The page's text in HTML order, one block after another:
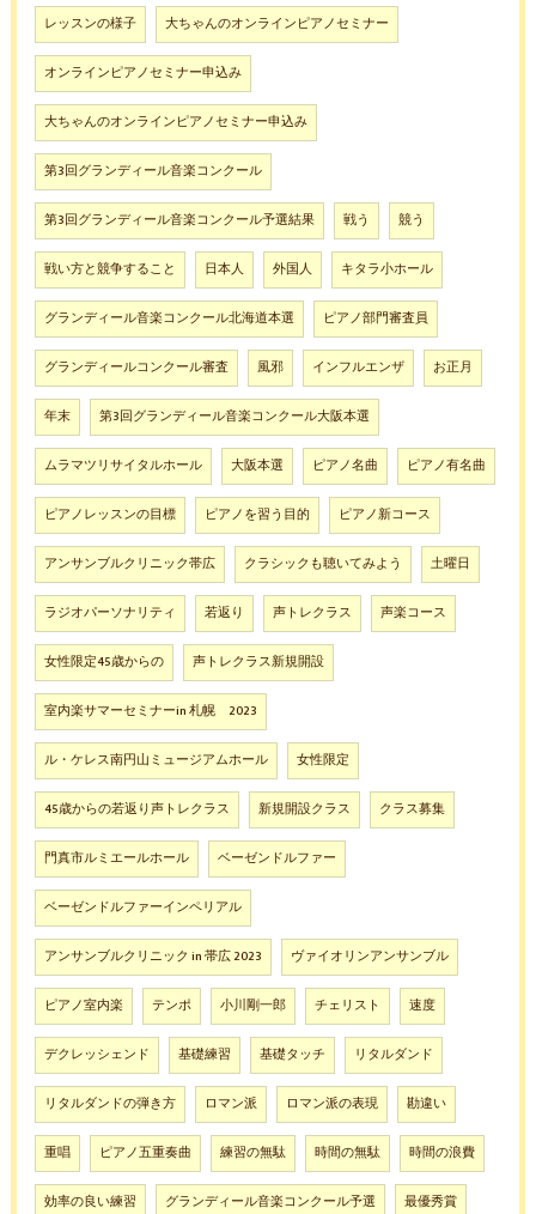
レッスンの様子 大ちゃんのオンラインピアノセミナー
オンラインピアノセミナー申込み
大ちゃんのオンラインピアノセミナー申込み
第3回グランディール音楽コンクール
第3回グランディール音楽コンクール予選結果 戦う 競う
戦い方と競争すること 日本人 外国人 キタラ小ホール
グランディール音楽コンクール北海道本選 ピアノ部門審査員
グランディールコンクール審査 風邪 インフルエンザ お正月
年末 第3回グランディール音楽コンクール大阪本選
ムラマツリサイタルホール 大阪本選 ピアノ名曲 ピアノ有名曲
ピアノレッスンの目標 ピアノを習う目的 ピアノ新コース
アンサンブルクリニック帯広 クラシックも聴いてみよう 土曜日
ラジオパーソナリティ 若返り 声トレクラス 声楽コース
女性限定45歳からの 声トレクラス新規開設
室内楽サマーセミナーin 札幌 2023
ル・ケレス南円山ミュージアムホール 女性限定
45歳からの若返り声トレクラス 新規開設クラス クラス募集
門真市ルミエールホール ベーゼンドルファー
ベーゼンドルファーインペリアル
アンサンブルクリニック in 帯広 2023 ヴァイオリンアンサンブル
ピアノ室内楽 テンポ 小川剛一郎 チェリスト 速度
デクレッシェンド 基礎練習 基礎タッチ リタルダンド
リタルダンドの弾き方 ロマン派 ロマン派の表現 勘違い
重唱 ピアノ五重奏曲 練習の無駄 時間の無駄 時間の浪費
効率の良い練習 グランディール音楽コンクール予選 最優秀賞